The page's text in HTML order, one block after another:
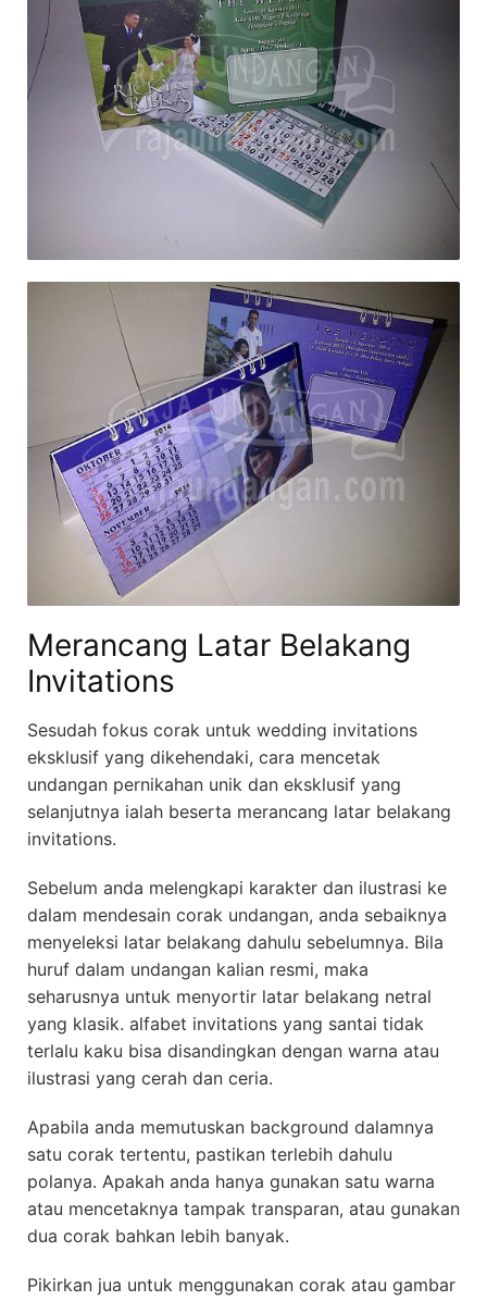
Merancang Latar Belakang
Invitations
Sesudah fokus corak untuk wedding invitations
eksklusif yang dikehendaki, cara mencetak
undangan pernikahan unik dan eksklusif yang
selanjutnya ialah beserta merancang latar belakang
invitations.
Sebelum anda melengkapi karakter dan ilustrasi ke
dalam mendesain corak undangan, anda sebaiknya
menyeleksi latar belakang dahulu sebelumnya. Bila
huruf dalam undangan kalian resmi, maka
seharusnya untuk menyortir latar belakang netral
yang klasik. alfabet invitations yang santai tidak
terlalu kaku bisa disandingkan dengan warna atau
ilustrasi yang cerah dan ceria.
Apabila anda memutuskan background dalamnya
satu corak tertentu, pastikan terlebih dahulu
polanya. Apakah anda hanya gunakan satu warna
atau mencetaknya tampak transparan, atau gunakan
dua corak bahkan lebih banyak.
Pikirkan jua untuk menggunakan corak atau gambar